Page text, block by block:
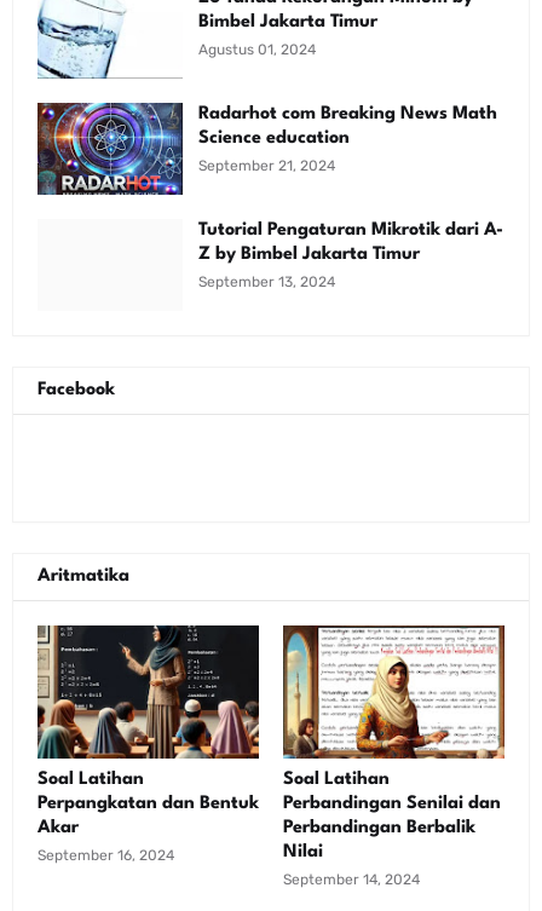
Bimbel Jakarta Timur
Agustus 01, 2024
Radarhot com Breaking News Math
Science education
September 21, 2024
Tutorial Pengaturan Mikrotik dari A-
Z by Bimbel Jakarta Timur
September 13, 2024
Facebook
Aritmatika
Soal Latihan
Perpangkatan dan Bentuk
Akar
September 16, 2024
Soal Latihan
Perbandingan Senilai dan
Perbandingan Berbalik
Nilai
September 14, 2024